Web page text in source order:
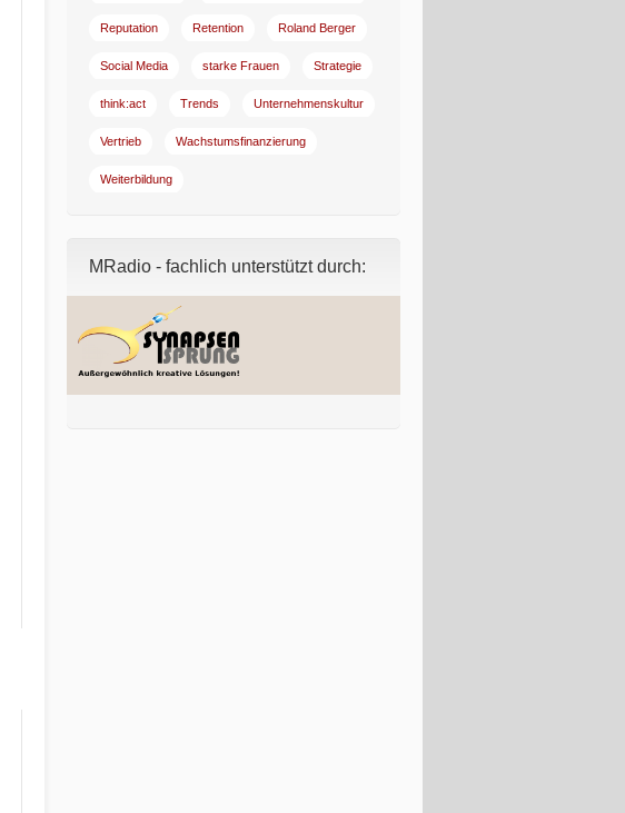
Reputation Retention Roland Berger
Social Media starke Frauen Strategie
think:act Trends Unternehmenskultur
Vertrieb Wachstumsfinanzierung
Weiterbildung
MRadio - fachlich unterstützt durch: